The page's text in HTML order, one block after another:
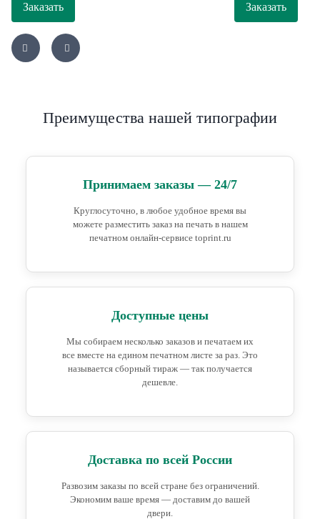
Заказать Заказать
Преимущества нашей типографии
Принимаем заказы — 24/7
Круглосуточно, в любое удобное время вы
можете разместить заказ на печать в нашем
печатном онлайн-сервисе toprint.ru
Доступные цены
Мы собираем несколько заказов и печатаем их
все вместе на едином печатном листе за раз. Это
называется сборный тираж — так получается
дешевле.
Доставка по всей России
Развозим заказы по всей стране без ограничений.
Экономим ваше время — доставим до вашей
двери.